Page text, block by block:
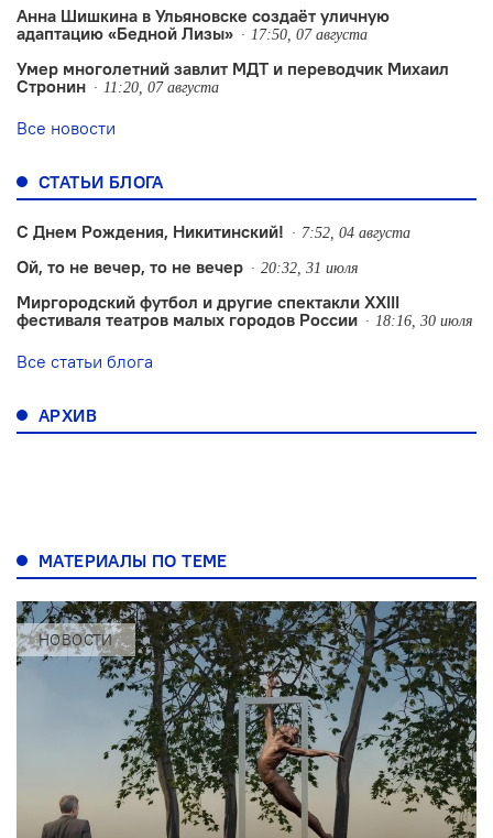
Анна Шишкина в Ульяновске создаëт уличную
адаптацию «Бедной Лизы»
17:50, 07 августа
Умер многолетний завлит МДТ и переводчик Михаил
Стронин
11:20, 07 августа
Все новости
СТАТЬИ БЛОГА
С Днем Рождения, Никитинский! 7:52, 04 августа
Ой, то не вечер, то не вечер 20:32, 31 июля
Миргородский футбол и другие спектакли XXIII
фестиваля театров малых городов России
18:16, 30 июля
Все статьи блога
АРХИВ
МАТЕРИАЛЫ ПО ТЕМЕ
НОВОСТИ